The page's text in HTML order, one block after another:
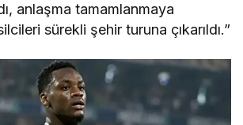
anlaşma tamamlanmaya
sürekli şehir turuna çıkarıldı.”